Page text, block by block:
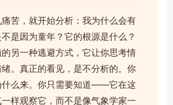
苦，就开始分析：我为什么会有
是因为童年？它的根源是什么？
另一种逃避方式，它让你思考情
。真正的看见，是不分析的。你
什么来。你只需要知道——它在这
样观察它，而不是像气象学家一